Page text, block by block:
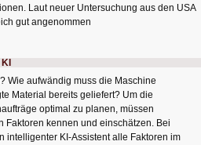
Laut neuer Untersuchung aus den USA
gut angenommen
Wie aufwändig muss die Maschine
Material bereits geliefert? Um die
optimal zu planen, müssen
Faktoren kennen und einschätzen. Bei
intelligenter KI-Assistent alle Faktoren im